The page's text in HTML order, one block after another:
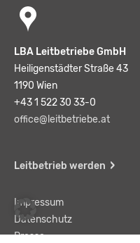
LBA Leitbetriebe GmbH
Heiligenstädter Straße 43
1190 Wien
+43 1 522 30 33-0
office@leitbetriebe.at
Leitbetrieb werden
Impressum
Datenschutz
Presse